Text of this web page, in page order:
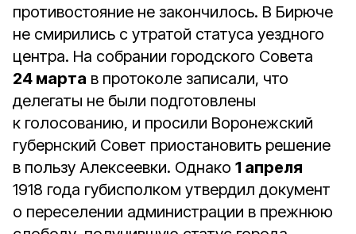
противостояние не закончилось. В Бирюче
не смирились с утратой статуса уездного
центра. На собрании городского Совета
24 марта в протоколе записали, что
делегаты не были подготовлены
к голосованию, и просили Воронежский
губернский Совет приостановить решение
в пользу Алексеевки. Однако 1 апреля
1918 года губисполком утвердил документ
о переселении администрации в прежнюю